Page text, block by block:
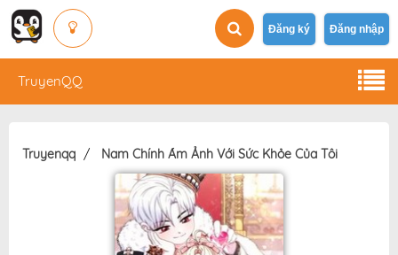
Đăng ký Đăng nhập
TruyenQQ
Truyenqq Nam Chính Ám Ảnh Với Sức Khỏe Của Tôi